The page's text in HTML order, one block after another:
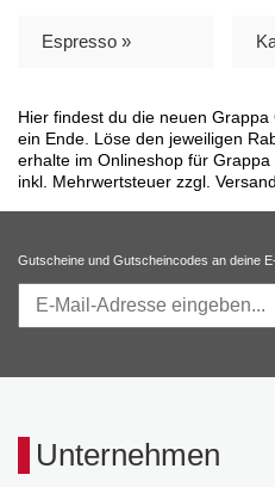
Espresso »
Hier findest du die neuen
ein Ende. Löse den jeweiligen
erhalte im Onlineshop für
inkl. Mehrwertsteuer zzgl. Versand.
Gutscheine und Gutscheincodes an deine
Unternehmen